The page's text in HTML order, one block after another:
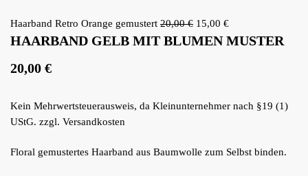
Haarband Retro Orange gemustert 20,00€ Ursprünglicher Preis
war: 20,00 €
15,00 €
ist: 15,00 €.
HAARBAND GELB MIT BLUMEN MUSTER
20,00 €
Kein Mehrwertsteuerausweis, da Kleinunternehmer nach §19 (1)
UStG. zzgl. Versandkosten
Floral gemustertes Haarband aus Baumwolle zum Selbst binden.